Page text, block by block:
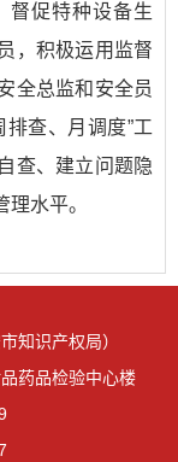
督促特种设备生
，积极运用监督
全总监和安全员
查、月调度”工
查、建立问题隐
水平。
知识产权局）
药品检验中心楼